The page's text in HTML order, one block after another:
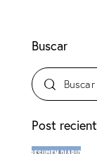
Buscar
Post